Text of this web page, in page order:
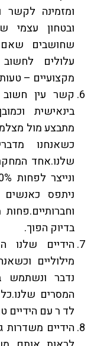
ומזמינה לקשר
ובטחון עצמי
שחושבים שאם
עלולים
מקצועיים –
קשר עין חשוב
בינאישית
מתבצע מול
כשאנחנו
שלנו.אחד
ניתפס כאנשים
בדיוק הפוך.
הידיים שלנו
מילוליים
נדבר ונשתמש
המסרים
לד ר עם הידיים
הידיים משדרות